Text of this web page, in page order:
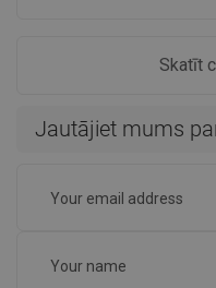
Skatīt
Jautājiet mums